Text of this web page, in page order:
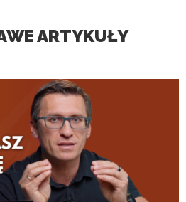
ARTYKUŁY